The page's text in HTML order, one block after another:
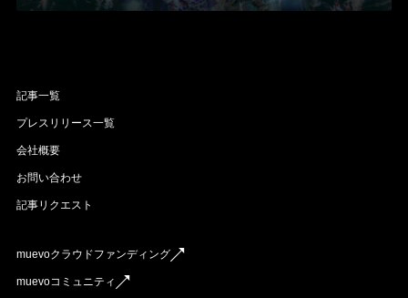
記事一覧
プレスリリース一覧
会社概要
お問い合わせ
記事リクエスト
muevoクラウドファンディング
muevoコミュニティ